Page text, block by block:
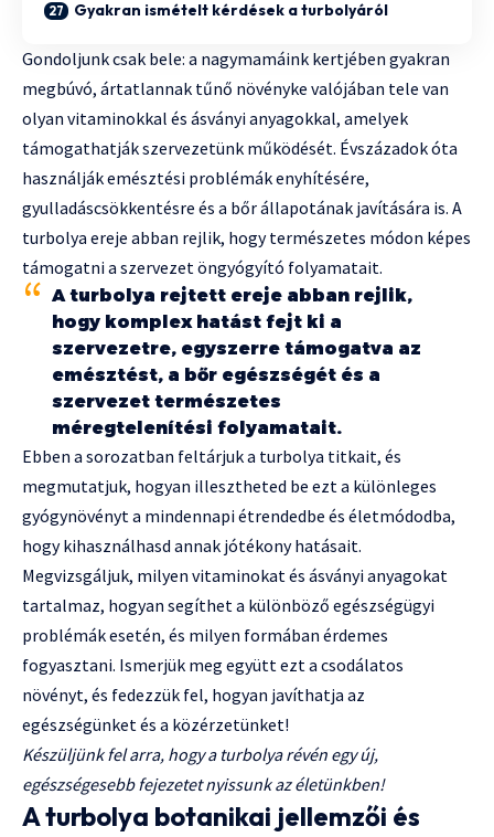
Gyakran ismételt kérdések a turbolyáról
Gondoljunk csak bele: a nagymamáink kertjében gyakran
megbúvó, ártatlannak tűnő növényke valójában tele van
olyan vitaminokkal és ásványi anyagokkal, amelyek
támogathatják szervezetünk működését. Évszázadok óta
használják emésztési problémák enyhítésére,
gyulladáscsökkentésre és a bőr állapotának javítására is. A
turbolya ereje abban rejlik, hogy természetes módon képes
támogatni a szervezet öngyógyító folyamatait.
A turbolya rejtett ereje abban rejlik,
hogy komplex hatást fejt ki a
szervezetre, egyszerre támogatva az
emésztést, a bőr egészségét és a
szervezet természetes
méregtelenítési folyamatait.
Ebben a sorozatban feltárjuk a turbolya titkait, és
megmutatjuk, hogyan illesztheted be ezt a különleges
gyógynövényt a mindennapi étrendedbe és életmódodba,
hogy kihasználhasd annak jótékony hatásait.
Megvizsgáljuk, milyen vitaminokat és ásványi anyagokat
tartalmaz, hogyan segíthet a különböző egészségügyi
problémák esetén, és milyen formában érdemes
fogyasztani. Ismerjük meg együtt ezt a csodálatos
növényt, és fedezzük fel, hogyan javíthatja az
egészségünket és a közérzetünket!
Készüljünk fel arra, hogy a turbolya révén egy új,
egészségesebb fejezetet nyissunk az életünkben!
A turbolya botanikai jellemzői és